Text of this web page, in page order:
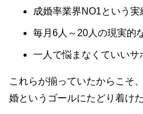
成婚率業界NO1という
毎月6人～20人の現実的
一人で悩まなくていいサ
これらが揃っていたからこそ
婚というゴールにたどり着け